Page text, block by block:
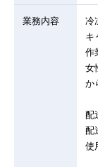
業務内容
冷
キ
作
女
か
配
使